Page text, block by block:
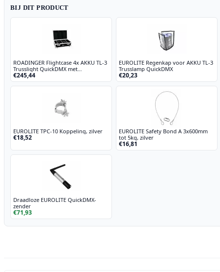
1
BIJ DIT PRODUCT
ROADINGER Flightcase 4x AKKU TL-3
Trusslight QuickDMX met
oplaadfunctie
€245,44
EUROLITE Regenkap voor AKKU TL-3
Trusslamp QuickDMX
€20,23
EUROLITE TPC-10 Koppeling, zilver
€18,52
EUROLITE Safety Bond A 3x600mm
tot 5kg, zilver
€16,81
Draadloze EUROLITE QuickDMX-
zender
€71,93